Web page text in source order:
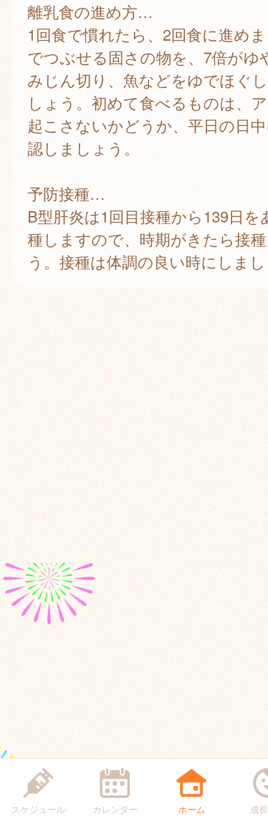
離乳食の進め方…
1回食で慣れたら、2回食に進め
でつぶせる固さの物を、7倍がゆ
みじん切り、魚などをゆでほぐ
しょう。初めて食べるものは、
起こさないかどうか、平日の日
認しましょう。
予防接種…
B型肝炎は1回目接種から139日を
種しますので、時期がきたら接
う。接種は体調の良い時にしま
スケジュール カレンダー ホーム 成